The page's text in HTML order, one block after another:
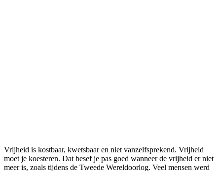
Vrijheid is kostbaar, kwetsbaar en niet vanzelfsprekend. Vrijheid
moet je koesteren. Dat besef je pas goed wanneer de vrijheid er niet
meer is, zoals tijdens de Tweede Wereldoorlog. Veel mensen werd